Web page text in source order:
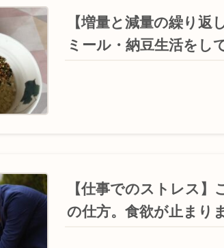
【増量と減量の繰り返
ミール・納豆生活をし
【仕事でのストレス
の仕方。食欲が止まり